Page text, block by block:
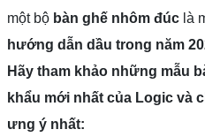
một bộ bàn ghế nhôm đúc là
hướng dẫn dầu trong năm
Hãy tham khảo những mẫu
khẩu mới nhất của Logic và
ưng ý nhất: